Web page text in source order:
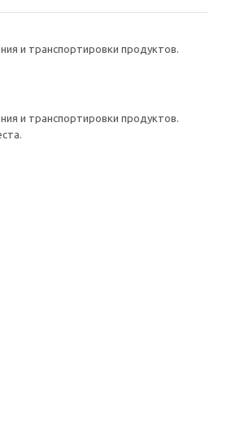
и транспортировки продуктов.
и транспортировки продуктов.